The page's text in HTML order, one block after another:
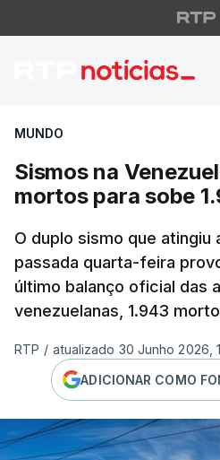
Sismos na
MUNDO
Sismos na
mortos para sobe
O duplo sismo que atingiu
passada quarta-feira
último balanço oficial das
venezuelanas, 1.943
RTP / atualizado 30 Junho 2026,
ADICIONAR COMO